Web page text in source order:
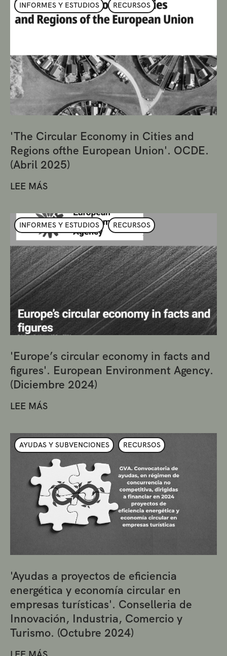
INFORMES Y ESTUDIOS RECURSOS
'The Circular Economy in Cities and
Regions ofthe European Union'. OCDE.
(Abril 2025)
LEE MÁS
INFORMES Y ESTUDIOS RECURSOS
'Europe’s circular economy in facts and
figures'. European Environment Agency.
(Diciembre 2024)
LEE MÁS
AYUDAS Y SUBVENCIONES RECURSOS
'Ayudas a proyectos de eficiencia
energética y economía circular en
empresas turísticas'. Conselleria de
Innovación, Industria, Comercio y
Turismo. (Octubre 2024)